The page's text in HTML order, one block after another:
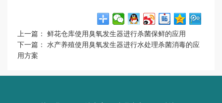
上一篇： 鲜花仓库使用臭氧发生器进行杀菌保鲜的应用
下一篇： 水产养殖使用臭氧发生器进行水处理杀菌消毒的应
用方案